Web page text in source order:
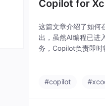
Copilot for
这篇文章介绍了如何
出，虽然AI编程已进
务，Copilot负责即
#copilot